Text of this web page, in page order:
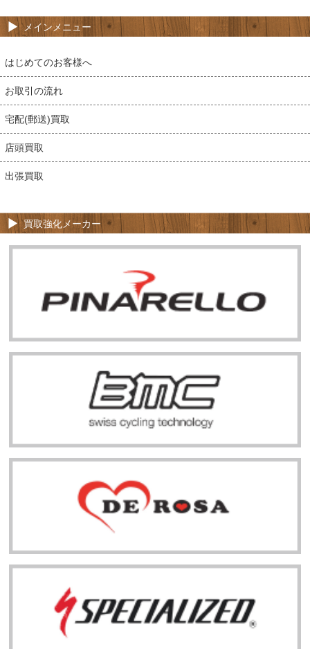
メインメニュー
はじめてのお客様へ
お取引の流れ
宅配(郵送)買取
店頭買取
出張買取
買取強化メーカー